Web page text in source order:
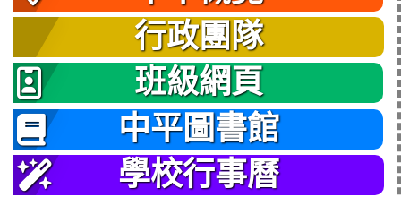
行政團隊
班級網頁
中平圖書館
學校行事曆